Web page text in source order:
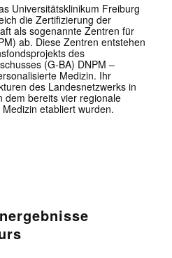
Universitätsklinikum Freiburg
die Zertifizierung der
als sogenannte Zentren für
ab. Diese Zentren entstehen
des
(G-BA) DNPM –
Medizin. Ihr
des Landesnetzwerks in
dem bereits vier regionale
etabliert wurden.